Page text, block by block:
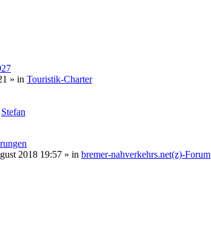
» in Touristik-Charter
Stefan
2018 19:57 » in bremer-nahverkehrs.net(z)-Forum